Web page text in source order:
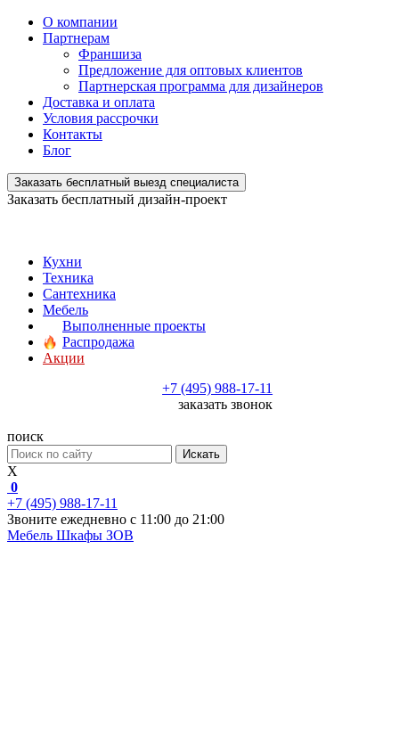
О компании
Партнерам
Франшиза
Предложение для оптовых клиентов
Партнерская программа для дизайнеров
Доставка и оплата
Условия рассрочки
Контакты
Блог
Заказать бесплатный выезд специалиста
Заказать бесплатный дизайн-проект
Кухни
Техника
Сантехника
Мебель
Выполненные проекты
Распродажа
Акции
+7 (495) 988-17-11
заказать звонок
поиск
Искать
X
0
+7 (495) 988-17-11
Звоните ежедневно с 11:00 до 21:00
Мебель Шкафы ЗОВ